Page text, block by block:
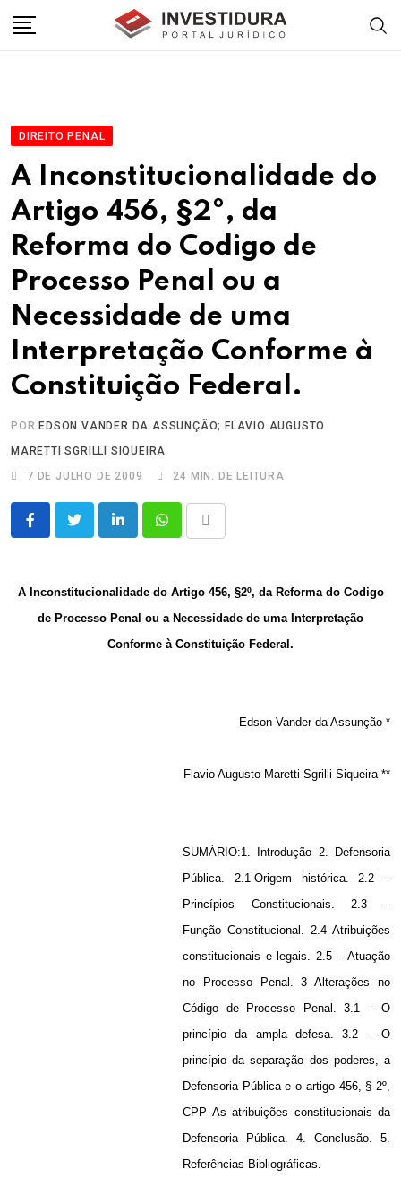
DIREITO PENAL
A Inconstitucionalidade do
Artigo 456, §2º, da
Reforma do Codigo de
Processo Penal ou a
Necessidade de uma
Interpretação Conforme à
Constituição Federal.
POR EDSON VANDER DA ASSUNÇÃO; FLAVIO AUGUSTO
MARETTI SGRILLI SIQUEIRA
7 DE JULHO DE 2009
24 MIN. DE LEITURA
LinkedInWhatsappShare
A Inconstitucionalidade do Artigo 456, §2º, da Reforma do Codigo
de Processo Penal ou a Necessidade de uma Interpretação
Conforme à Constituição Federal.
Edson Vander da Assunção *
Flavio Augusto Maretti Sgrilli Siqueira **
SUMÁRIO:1. Introdução 2. Defensoria
Pública. 2.1-Origem histórica. 2.2 –
Princípios Constitucionais. 2.3 –
Função Constitucional. 2.4 Atribuições
constitucionais e legais. 2.5 – Atuação
no Processo Penal. 3 Alterações no
Código de Processo Penal. 3.1 – O
princípio da ampla defesa. 3.2 – O
princípio da separação dos poderes, a
Defensoria Pública e o artigo 456, § 2º,
CPP As atribuições constitucionais da
Defensoria Pública. 4. Conclusão. 5.
Referências Bibliográficas.